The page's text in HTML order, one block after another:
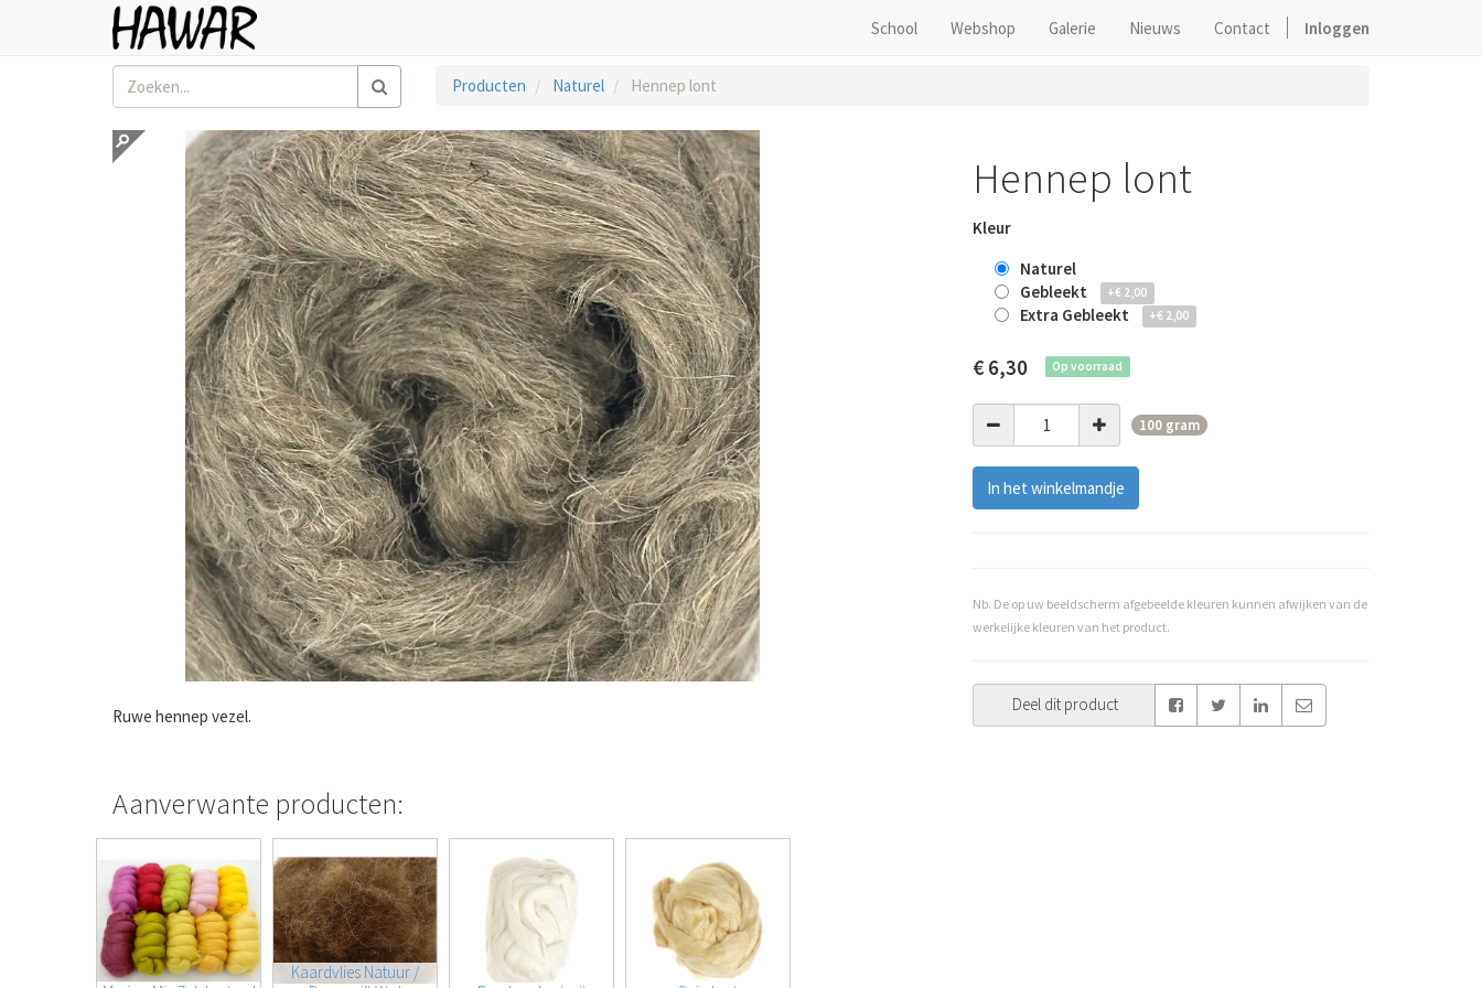
School Webshop Galerie Nieuws Contact Inloggen
Producten Naturel Hennep lont
Hennep lont
Kleur
Naturel
Gebleekt
+€ 2,00
Extra Gebleekt +€ 2,00
€ 6,30 Op voorraad
100 gram
In het winkelmandje
Nb. De op uw beeldscherm afgebeelde kleuren kunnen afwijken van de
werkelijke kleuren van het product.
Deel dit product
Ruwe hennep vezel.
Aanverwante producten:
Kaardvlies Natuur /